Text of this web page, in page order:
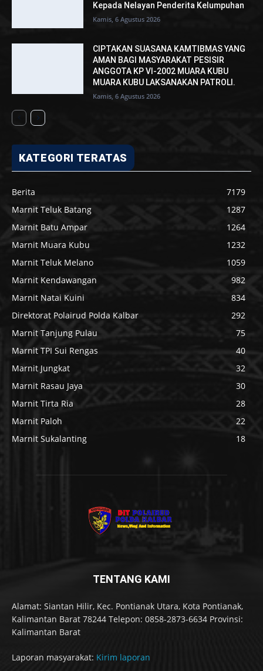
Kepada Nelayan Penderita Kelumpuhan
Kamis, 6 Agustus 2026
CIPTAKAN SUASANA KAMTIBMAS YANG
AMAN BAGI MASYARAKAT PESISIR
ANGGOTA KP VI-2002 MUARA KUBU
MUARA KUBU LAKSANAKAN PATROLI.
Kamis, 6 Agustus 2026
KATEGORI TERATAS
Berita
7179
Marnit Teluk Batang
1287
Marnit Batu Ampar
1264
Marnit Muara Kubu
1232
Marnit Teluk Melano
1059
Marnit Kendawangan
982
Marnit Natai Kuini
834
Direktorat Polairud Polda Kalbar
292
Marnit Tanjung Pulau
75
Marnit TPI Sui Rengas
40
Marnit Jungkat
32
Marnit Rasau Jaya
30
Marnit Tirta Ria
28
Marnit Paloh
22
Marnit Sukalanting
18
TENTANG KAMI
Alamat: Siantan Hilir, Kec. Pontianak Utara, Kota Pontianak,
Kalimantan Barat 78244 Telepon: 0858-2873-6634 Provinsi:
Kalimantan Barat
Laporan masyarakat: Kirim laporan